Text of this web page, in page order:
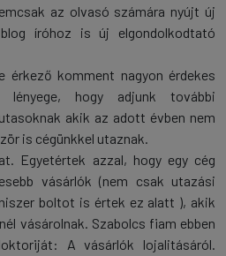
az olvasó számára nyújt új
íróhoz is új elgondolkodtató
érkező komment nagyon érdekes
hogy adjunk további
akik az adott évben nem
is cégünkkel utaznak.
Egyetértek azzal, hogy egy cég
vásárlók (nem csak utazási
boltot is értek ez alatt ), akik
vásárolnak. Szabolcs fiam ebben
A vásárlók lojalitásáról.